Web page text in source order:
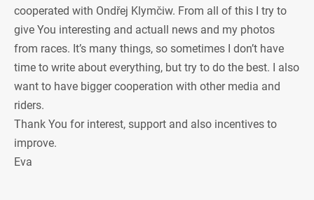
cooperated with Ondřej Klymčiw. From all of this I try to
give You interesting and actuall news and my photos
from races. It’s many things, so sometimes I don’t have
time to write about everything, but try to do the best. I also
want to have bigger cooperation with other media and
riders.
Thank You for interest, support and also incentives to
improve.
Eva